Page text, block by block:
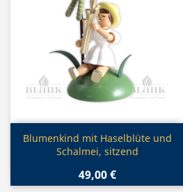
 Vorschau
Blumenkind mit Haselblüte und
Schalmei, sitzend
49,00 €